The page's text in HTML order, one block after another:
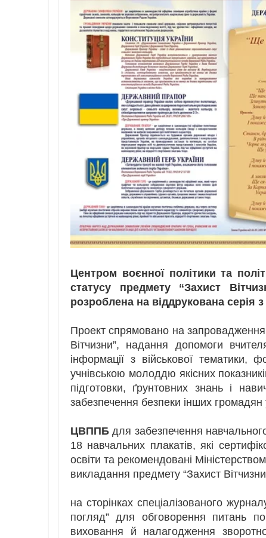
Центром воєнної політики та
статусу предмету “Захист
розроблена на віддрукована серія з
Проект спрямовано на запровадження
Вітчизни”, надання допомоги
інформації з військової тематики,
учнівською молоддю якісних
підготовки, ґрунтовних знань і
забезпечення безпеки інших громадян
ЦВППБ для забезпечення
18 навчальних плакатів, які
освіти та рекомендовані
викладання предмету “Захист
на сторінках спеціалізованого
погляд” для обговорення питань
виховання й налагодження